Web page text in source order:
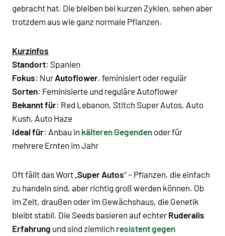
gebracht hat. Die bleiben bei kurzen Zyklen, sehen aber
trotzdem aus wie ganz normale Pflanzen.
Kurzinfos
Standort: Spanien
Fokus: Nur Autoflower, feminisiert oder regulär
Sorten: Feminisierte und reguläre Autoflower
Bekannt für: Red Lebanon, Stitch Super Autos, Auto
Kush, Auto Haze
Ideal für: Anbau in kälteren Gegenden oder für
mehrere Ernten im Jahr
Oft fällt das Wort „ Super Autos“ – Pflanzen, die einfach
zu handeln sind, aber richtig groß werden können. Ob
im Zelt, draußen oder im Gewächshaus, die Genetik
bleibt stabil. Die Seeds basieren auf echter Ruderalis
Erfahrung und sind ziemlich resistent gegen